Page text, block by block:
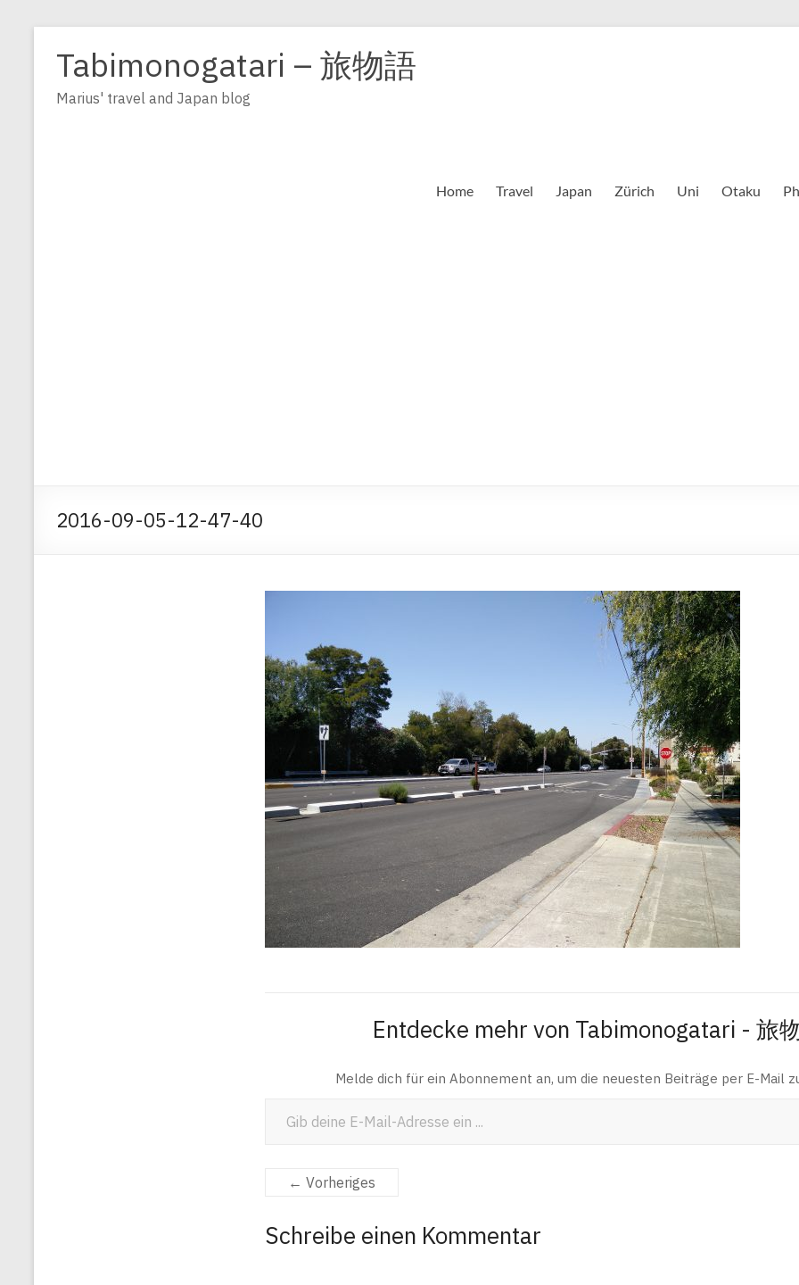
Inhalt
springen
Tabimonogatari – 旅物語
Marius' travel and Japan blog
Home Travel Japan Zürich Uni Otaku
2016-09-05-12-47-40
Entdecke mehr von Tabimonogatari - 旅
Melde dich für ein Abonnement an, um die neuesten Beiträge per E-Mail
← Vorheriges
Schreibe einen Kommentar